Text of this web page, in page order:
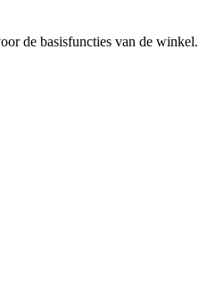
de basisfuncties van de winkel.